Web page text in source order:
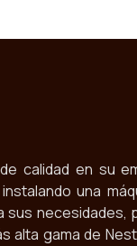
calidad en su
una
sus necesidades,
alta gama de